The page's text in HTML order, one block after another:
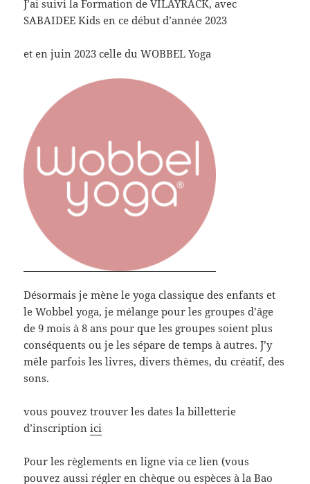
J’ai suivi la Formation de VILAYRACK, avec
SABAIDEE Kids en ce début d’année 2023
et en juin 2023 celle du WOBBEL Yoga
Désormais je mène le yoga classique des enfants et
le Wobbel yoga, je mélange pour les groupes d’âge
de 9 mois à 8 ans pour que les groupes soient plus
conséquents ou je les sépare de temps à autres. J’y
mêle parfois les livres, divers thèmes, du créatif, des
sons.
vous pouvez trouver les dates la billetterie
d’inscriptionici
Pour les règlements en ligne via ce lien (vous
pouvez aussi régler en chèque ou espèces à laBao